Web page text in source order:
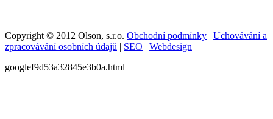
Copyright © 2012 Olson, s.r.o. Obchodní podmínky | Uchovávání a
zpracovávání osobních údajů | SEO | Webdesign
googlef9d53a32845e3b0a.html